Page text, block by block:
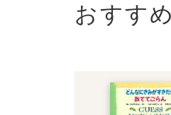
おすす